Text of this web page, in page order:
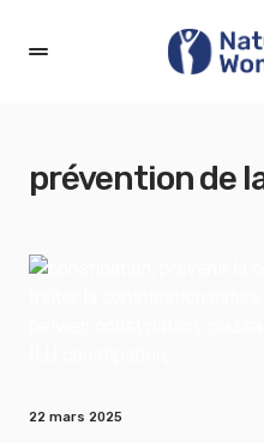
prévention de
22 mars 2025